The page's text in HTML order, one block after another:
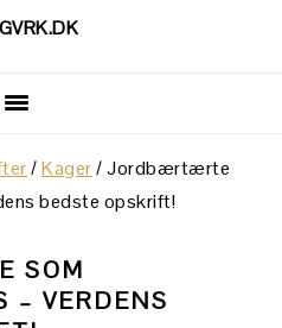
/ Kager /Jordbærtærte
bedste opskrift!
SOM
– VERDENS